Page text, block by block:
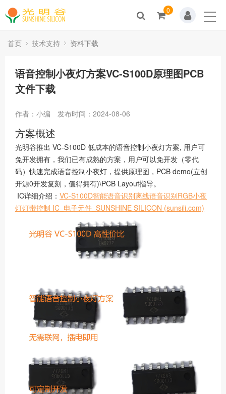
解决方案
技术支持
人才招聘
联系我们
社区
0
首页 技术支持 资料下载
语音控制小夜灯方案VC-S100D原理图PCB
文件下载
作者：小编 发布时间：2024-08-06
方案概述
光明谷推出 VC-S100D 低成本的语音控制小夜灯方案, 用户可
免开发拥有，我们已有成熟的方案，用户可以免开发（零代
码）快速完成语音控制小夜灯，提供原理图，PCB demo(立创
开源0开发复刻，值得拥有)\PCB Layout指导。
IC详细介绍： VC-S100D智能语音识别离线语音识别RGB小夜
灯灯带控制 IC_电子元件_SUNSHINE SILICON (sunsili.com)